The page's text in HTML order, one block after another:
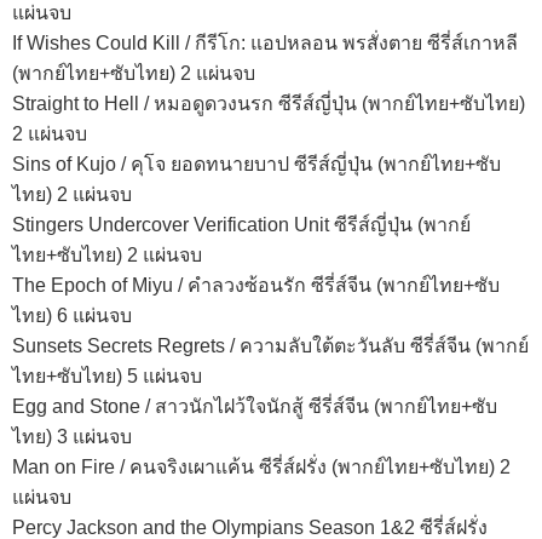
แผ่นจบ
If Wishes Could Kill / กีรีโก: แอปหลอน พรสั่งตาย ซีรี่ส์เกาหลี
(พากย์ไทย+ซับไทย) 2 แผ่นจบ
Straight to Hell / หมอดูดวงนรก ซีรีส์ญี่ปุ่น (พากย์ไทย+ซับไทย)
2 แผ่นจบ
Sins of Kujo / คุโจ ยอดทนายบาป ซีรีส์ญี่ปุ่น (พากย์ไทย+ซับ
ไทย) 2 แผ่นจบ
Stingers Undercover Verification Unit ซีรีส์ญี่ปุ่น (พากย์
ไทย+ซับไทย) 2 แผ่นจบ
The Epoch of Miyu / คำลวงซ้อนรัก ซีรี่ส์จีน (พากย์ไทย+ซับ
ไทย) 6 แผ่นจบ
Sunsets Secrets Regrets / ความลับใต้ตะวันลับ ซีรี่ส์จีน (พากย์
ไทย+ซับไทย) 5 แผ่นจบ
Egg and Stone / สาวนักไฝว้ใจนักสู้ ซีรี่ส์จีน (พากย์ไทย+ซับ
ไทย) 3 แผ่นจบ
Man on Fire / คนจริงเผาแค้น ซีรี่ส์ฝรั่ง (พากย์ไทย+ซับไทย) 2
แผ่นจบ
Percy Jackson and the Olympians Season 1&2 ซีรี่ส์ฝรั่ง